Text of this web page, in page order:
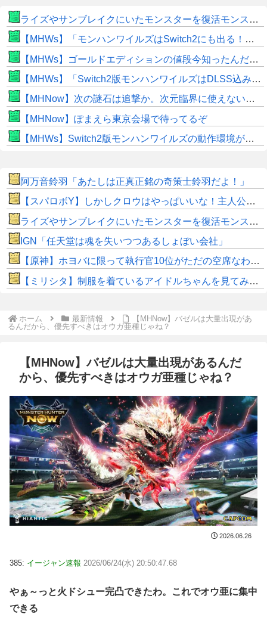
ライズやサンブレイクにいたモンスターを復活モンスターと呼ぶのはやめよう
【MHWs】「モンハンワイルズはSwitch2にも出る！」👈こいつにかけたい言葉ｗｗｗｗｗｗｗｗｗ
【MHWs】ゴールドエディションの値段今知ったんだけどやっっっっっっすwwwww
【MHWs】「Switch2版モンハンワイルズはDLSS込みで最大1440p動作」
【MHNow】次の謎石は追撃か。次元臨界に使えない時点で闘気活性以下のスキルだわ
【MHNow】ぽまえら東京会場で待ってるぞ
【MHWs】Switch2版モンハンワイルズの動作環境が判明！
阿万音鈴羽「あたしは正真正銘の奇策士鈴羽だよ！」
【スパロボY】しかしクロウはやっぱいいな！主人公として魅力的すぎる…！
ライズやサンブレイクにいたモンスターを復活モンスターと呼ぶのはやめよう
IGN「任天堂は魂を失いつつあるしょぼい会社」
【原神】ホヨバに限って執行官10位がただの空席なわけない！
【ミリシタ】制服を着ているアイドルちゃんを見てみよう👀
ホーム 最新情報
【MHNow】バゼルは大量出現があ
るんだから、優先すべきはオウガ亜種じゃね？
【MHNow】バゼルは大量出現があるんだ
から、優先すべきはオウガ亜種じゃね？
2026.06.26
385: イージャン速報 2026/06/24(水) 20:50:47.68
やぁ～っと火ドシュー完凸できたわ。これでオウ亜に集中
できる